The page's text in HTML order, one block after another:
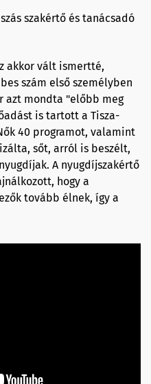
szakértő és tanácsadó
akkor vált ismertté,
szám első személyben
azt mondta "előbb meg
is tartott a Tisza-
40 programot, valamint
sőt, arról is beszélt,
A nyugdíjszakértő
hogy a
tovább élnek, így a